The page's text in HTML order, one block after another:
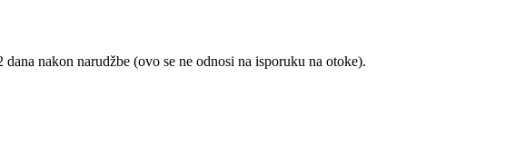
nakon narudžbe (ovo se ne odnosi na isporuku na otoke).